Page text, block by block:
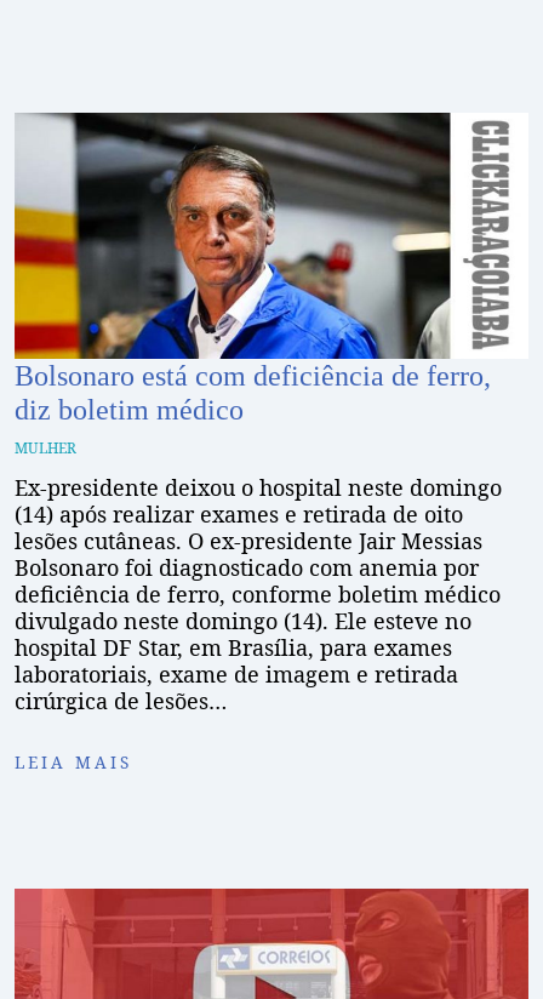
Bolsonaro está com deficiência de ferro,
diz boletim médico
MULHER
Ex-presidente deixou o hospital neste domingo
(14) após realizar exames e retirada de oito
lesões cutâneas. O ex-presidente Jair Messias
Bolsonaro foi diagnosticado com anemia por
deficiência de ferro, conforme boletim médico
divulgado neste domingo (14). Ele esteve no
hospital DF Star, em Brasília, para exames
laboratoriais, exame de imagem e retirada
cirúrgica de lesões…
LEIA MAIS